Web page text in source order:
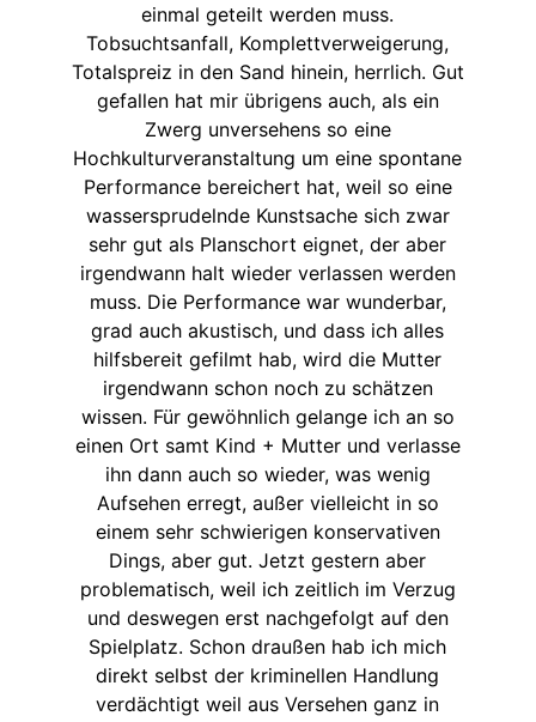
einmal geteilt werden muss.
Tobsuchtsanfall, Komplettverweigerung,
Totalspreiz in den Sand hinein, herrlich. Gut
gefallen hat mir übrigens auch, als ein
Zwerg unversehens so eine
Hochkulturveranstaltung um eine spontane
Performance bereichert hat, weil so eine
wassersprudelnde Kunstsache sich zwar
sehr gut als Planschort eignet, der aber
irgendwann halt wieder verlassen werden
muss. Die Performance war wunderbar,
grad auch akustisch, und dass ich alles
hilfsbereit gefilmt hab, wird die Mutter
irgendwann schon noch zu schätzen
wissen. Für gewöhnlich gelange ich an so
einen Ort samt Kind + Mutter und verlasse
ihn dann auch so wieder, was wenig
Aufsehen erregt, außer vielleicht in so
einem sehr schwierigen konservativen
Dings, aber gut. Jetzt gestern aber
problematisch, weil ich zeitlich im Verzug
und deswegen erst nachgefolgt auf den
Spielplatz. Schon draußen hab ich mich
direkt selbst der kriminellen Handlung
verdächtigt weil aus Versehen ganz in